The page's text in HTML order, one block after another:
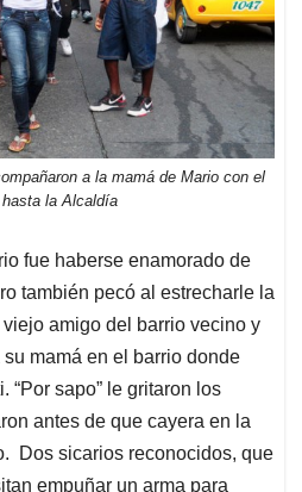
a la mamá de Mario con el
la Alcaldía
fue haberse enamorado de
también pecó al estrecharle la
amigo del barrio vecino y
mamá en el barrio donde
“Por sapo” le gritaron los
antes de que cayera en la
Dos sicarios reconocidos, que
empuñar un arma para